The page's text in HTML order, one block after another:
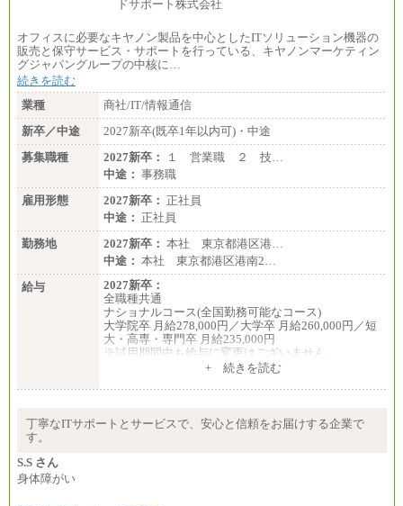
オフィスに必要なキヤノン製品を中心としたITソリューション機器の
販売と保守サービス・サポートを行っている、キヤノンマーケティン
グジャパングループの中核に…
続きを読む
業種
商社/IT/情報通信
新卒／中途
2027新卒(既卒1年以内可)・中途
募集職種
2027新卒：
１ 営業職 ２ 技…
中途： 事務職
雇用形態
2027新卒： 正社員
中途： 正社員
勤務地
2027新卒： 本社 東京都港区港…
中途： 本社 東京都港区港南2…
給与
2027新卒：
全職種共通
ナショナルコース(全国勤務可能なコース)
大学院卒 月給278,000円／大学卒 月給260,000円／短
大・高専・専門卒 月給235,000円
※試用期間中も給与に変更はございません
大学院卒 月給264,000円／大学卒 月給250,000円／短
※試用期間中も給与に変更はございません
中途：
+ 続きを読む
丁寧なITサポートとサービスで、安心と信頼をお届けする企業で
す。
S.S さん
身体障がい